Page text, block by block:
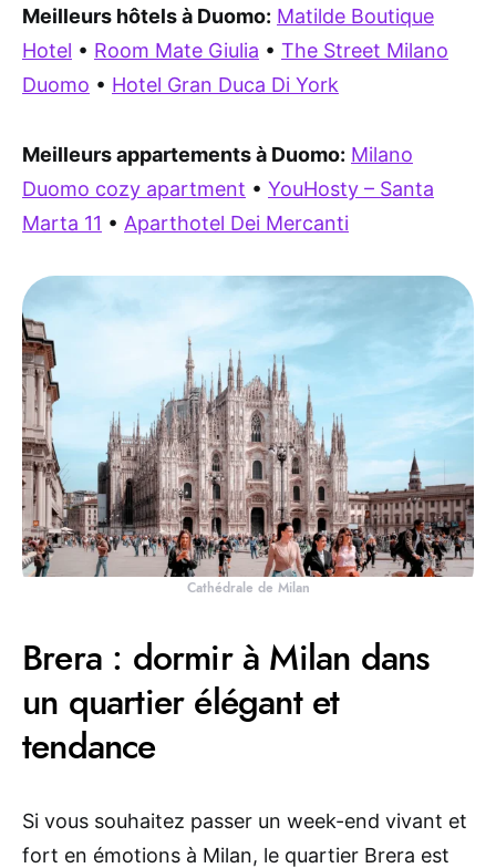
Meilleurs hôtels à Duomo: Matilde Boutique
Hotel • Room Mate Giulia • The Street Milano
Duomo • Hotel Gran Duca Di York
Meilleurs appartements à Duomo: Milano
Duomo cozy apartment • YouHosty – Santa
Marta 11 • Aparthotel Dei Mercanti
Cathédrale de Milan
Brera : dormir à Milan dans
un quartier élégant et
tendance
Si vous souhaitez passer un week-end vivant et
fort en émotions à Milan, le quartier Brera est